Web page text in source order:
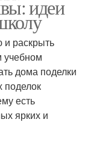
идеи
и раскрыть
учебном
дома поделки
поделок
есть
ярких и